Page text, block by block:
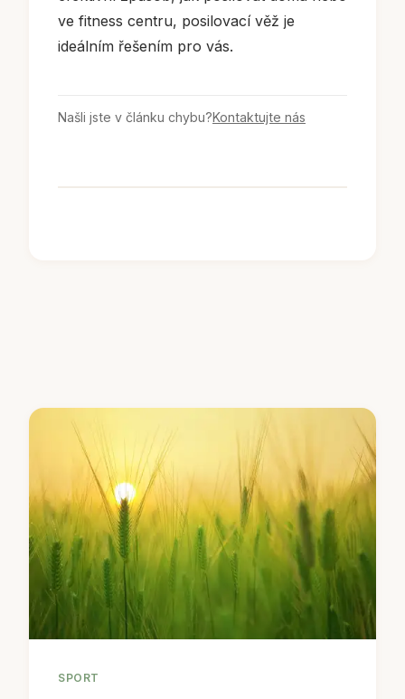
ve fitness centru, posilovací věž je
ideálním řešením pro vás.
Našli jste v článku chybu?Kontaktujte nás
SPORT